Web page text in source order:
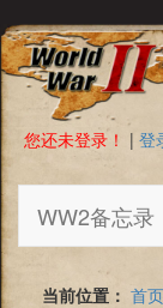
您还未登录！ | 登
WW2备忘录
当前位置： 首页